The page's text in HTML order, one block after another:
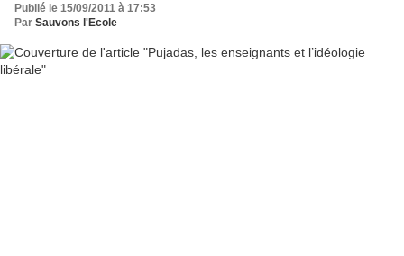
Publié le 15/09/2011 à 17:53
Par Sauvons l'Ecole